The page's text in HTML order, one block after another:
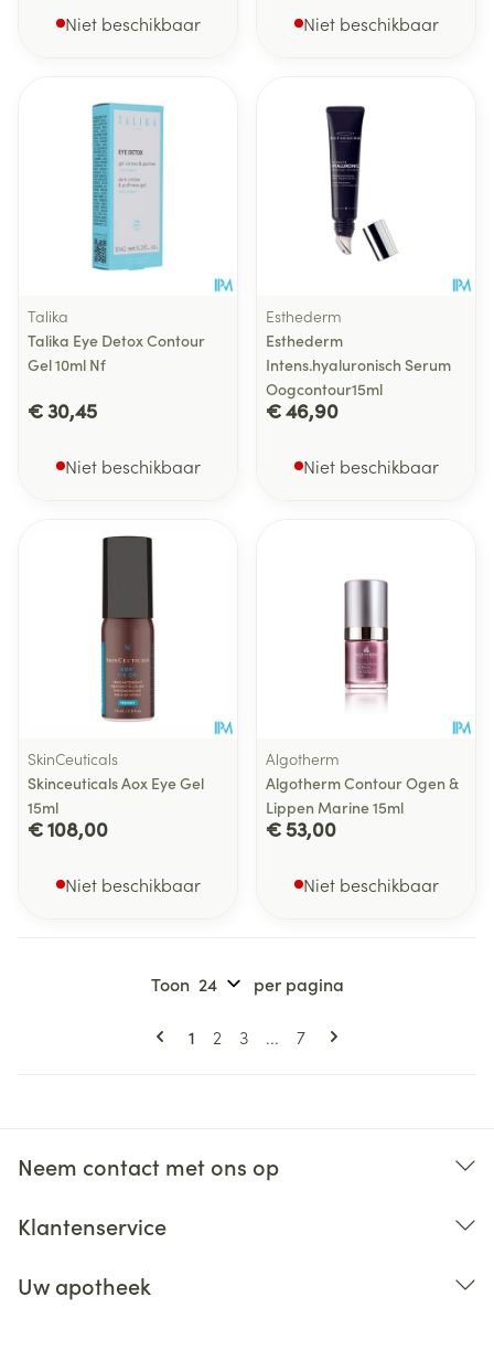
Niet beschikbaar Niet beschikbaar
Talika
Talika Eye Detox Contour
Gel 10ml Nf
€ 30,45
Niet beschikbaar
Esthederm
Esthederm
Intens.hyaluronisch Serum
Oogcontour15ml
€ 46,90
Niet beschikbaar
SkinCeuticals
Skinceuticals Aox Eye Gel
15ml
€ 108,00
Niet beschikbaar
Algotherm
Algotherm Contour Ogen &
Lippen Marine 15ml
€ 53,00
Niet beschikbaar
Pagina's
U lees momenteel pagina
1 Pagina
2 Pagina
3 ... Pagina
7
Toon per pagina
Neem contact met ons op
Klantenservice
Uw apotheek